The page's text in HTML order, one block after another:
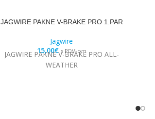
JAGWIRE PAKNE V-BRAKE PRO 1.PAR
Jagwire
15,00€ s PDV-om
JAGWIRE PAKNE V-BRAKE PRO ALL-
WEATHER